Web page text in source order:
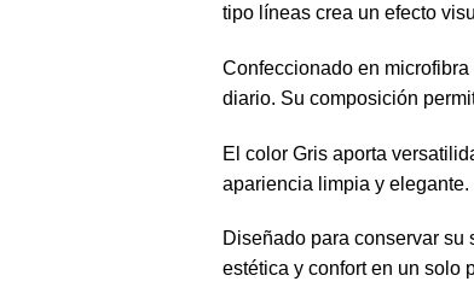
tipo líneas crea un efecto
Confeccionado en
diario. Su composición
El color Gris aporta
apariencia limpia y elegante.
Diseñado para conservar su
estética y confort en un solo